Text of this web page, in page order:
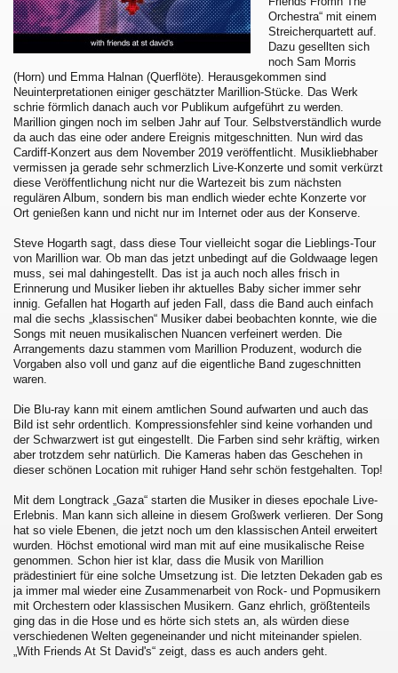
Orchestra“ mit einem
Streicherquartett auf.
Dazu gesellten sich
noch Sam Morris
(Horn) und Emma Halnan (Querflöte). Herausgekommen sind
Neuinterpretationen einiger geschätzter Marillion-Stücke. Das Werk
schrie förmlich danach auch vor Publikum aufgeführt zu werden.
Marillion gingen noch im selben Jahr auf Tour. Selbstverständlich wurde
da auch das eine oder andere Ereignis mitgeschnitten. Nun wird das
Cardiff-Konzert aus dem November 2019 veröffentlicht. Musikliebhaber
vermissen ja gerade sehr schmerzlich Live-Konzerte und somit verkürzt
diese Veröffentlichung nicht nur die Wartezeit bis zum nächsten
regulären Album, sondern bis man endlich wieder echte Konzerte vor
Ort genießen kann und nicht nur im Internet oder aus der Konserve.
Steve Hogarth sagt, dass diese Tour vielleicht sogar die Lieblings-Tour
von Marillion war. Ob man das jetzt unbedingt auf die Goldwaage legen
muss, sei mal dahingestellt. Das ist ja auch noch alles frisch in
Erinnerung und Musiker lieben ihr aktuelles Baby sicher immer sehr
innig. Gefallen hat Hogarth auf jeden Fall, dass die Band auch einfach
mal die sechs „klassischen“ Musiker dabei beobachten konnte, wie die
Songs mit neuen musikalischen Nuancen verfeinert werden. Die
Arrangements dazu stammen vom Marillion Produzent, wodurch die
Vorgaben also voll und ganz auf die eigentliche Band zugeschnitten
waren.
Die Blu-ray kann mit einem amtlichen Sound aufwarten und auch das
Bild ist sehr ordentlich. Kompressionsfehler sind keine vorhanden und
der Schwarzwert ist gut eingestellt. Die Farben sind sehr kräftig, wirken
aber trotzdem sehr natürlich. Die Kameras haben das Geschehen in
dieser schönen Location mit ruhiger Hand sehr schön festgehalten. Top!
Mit dem Longtrack „Gaza“ starten die Musiker in dieses epochale Live-
Erlebnis. Man kann sich alleine in diesem Großwerk verlieren. Der Song
hat so viele Ebenen, die jetzt noch um den klassischen Anteil erweitert
wurden. Höchst emotional wird man mit auf eine musikalische Reise
genommen. Schon hier ist klar, dass die Musik von Marillion
prädestiniert für eine solche Umsetzung ist. Die letzten Dekaden gab es
ja immer mal wieder eine Zusammenarbeit von Rock- und Popmusikern
mit Orchestern oder klassischen Musikern. Ganz ehrlich, größtenteils
ging das in die Hose und es hörte sich stets an, als würden diese
verschiedenen Welten gegeneinander und nicht miteinander spielen.
„With Friends At St David's“ zeigt, dass es auch anders geht.